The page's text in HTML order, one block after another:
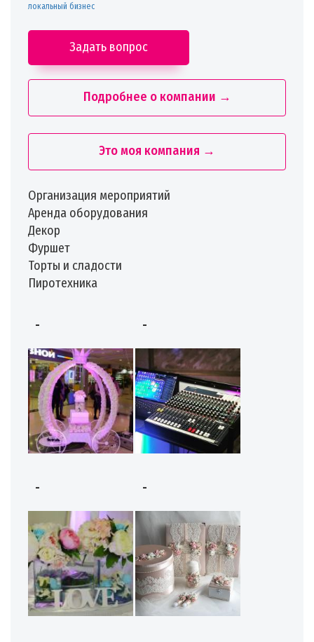
локальный бизнес
Задать вопрос
Подробнее о компании →
Это моя компания →
️Организация мероприятий
️Аренда оборудования
️Декор
️Фуршет
️Торты и сладости
️Пиротехника
- -
- -